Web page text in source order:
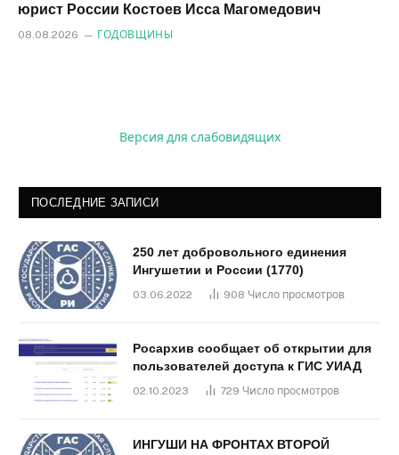
юрист России Костоев Исса Магомедович
08.08.2026 ГОДОВЩИНЫ
Версия для слабовидящих
ПОСЛЕДНИЕ ЗАПИСИ
250 лет добровольного единения
Ингушетии и России (1770)
03.06.2022 908 Число просмотров
Росархив сообщает об открытии для
пользователей доступа к ГИС УИАД
02.10.2023 729 Число просмотров
ИНГУШИ НА ФРОНТАХ ВТОРОЙ